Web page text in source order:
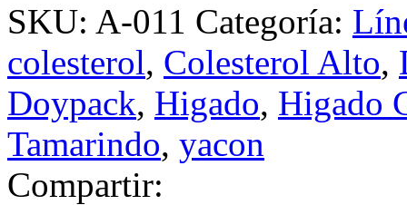
SKU: A-011 Categoría:
colesterol, Colesterol Alto,
Doypack, Higado, Higado
Tamarindo, yacon
Compartir: